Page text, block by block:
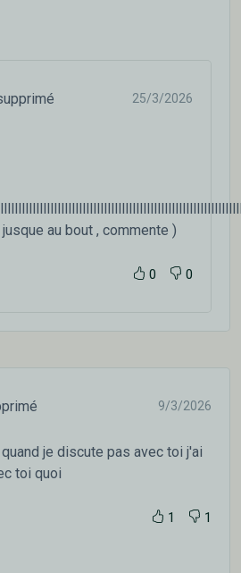
25/3/2026
au bout , commente )
0 0
9/3/2026
je discute pas avec toi j'ai
toi quoi
1 1